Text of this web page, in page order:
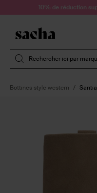
Passer au contenu
10% de réduction
Rechercher ici par
Bottines style western